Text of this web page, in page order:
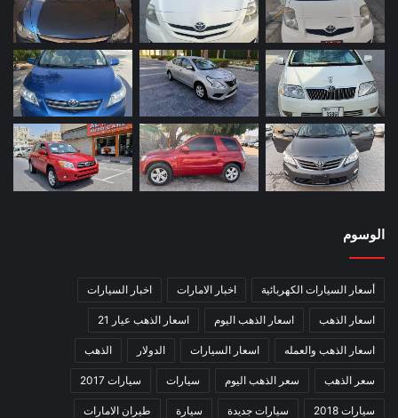
الوسوم
أسعار السيارات الكهربائية اخبار الامارات اخبار السيارات
اسعار الذهب اسعار الذهب اليوم اسعار الذهب عيار 21
اسعار الذهب والعمله اسعار السيارات الدولار الذهب
سعر الذهب سعر الذهب اليوم سيارات سيارات 2017
سيارات 2018 سيارات جديدة سيارة طيران الامارات